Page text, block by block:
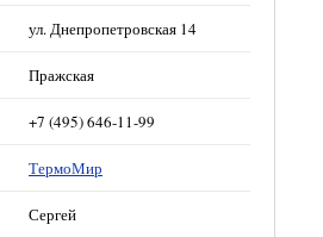
ул. Днепропетровская 14
Пражская
+7 (495) 646-11-99
ТермоМир
Сергей